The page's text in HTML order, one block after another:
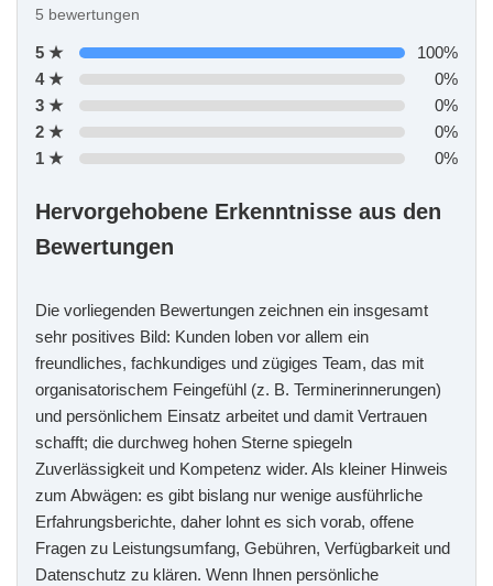
5 bewertungen
5 ★
100%
4 ★
0%
3 ★
0%
2 ★
0%
1 ★
0%
Hervorgehobene Erkenntnisse aus den
Bewertungen
Die vorliegenden Bewertungen zeichnen ein insgesamt
sehr positives Bild: Kunden loben vor allem ein
freundliches, fachkundiges und zügiges Team, das mit
organisatorischem Feingefühl (z. B. Terminerinnerungen)
und persönlichem Einsatz arbeitet und damit Vertrauen
schafft; die durchweg hohen Sterne spiegeln
Zuverlässigkeit und Kompetenz wider. Als kleiner Hinweis
zum Abwägen: es gibt bislang nur wenige ausführliche
Erfahrungsberichte, daher lohnt es sich vorab, offene
Fragen zu Leistungsumfang, Gebühren, Verfügbarkeit und
Datenschutz zu klären. Wenn Ihnen persönliche